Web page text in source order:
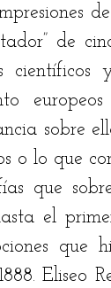
de
científicos
sobre
o lo que
que
el
que
Eliseo